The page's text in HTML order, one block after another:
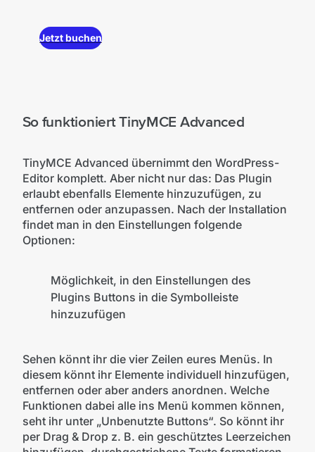
Jetzt buchen
So funktioniert TinyMCE Advanced
TinyMCE Advanced übernimmt den WordPress-
Editor komplett. Aber nicht nur das: Das Plugin
erlaubt ebenfalls Elemente hinzuzufügen, zu
entfernen oder anzupassen. Nach der Installation
findet man in den Einstellungen folgende
Optionen:
Möglichkeit, in den Einstellungen des
Plugins Buttons in die Symbolleiste
hinzuzufügen
Sehen könnt ihr die vier Zeilen eures Menüs. In
diesem könnt ihr Elemente individuell hinzufügen,
entfernen oder aber anders anordnen. Welche
Funktionen dabei alle ins Menü kommen können,
seht ihr unter „Unbenutzte Buttons“. So könnt ihr
per Drag & Drop z. B. ein geschütztes Leerzeichen